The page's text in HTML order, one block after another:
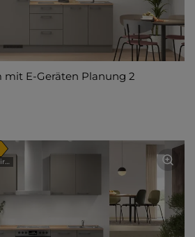
mit E-Geräten Planung 2
Geschirrspüler